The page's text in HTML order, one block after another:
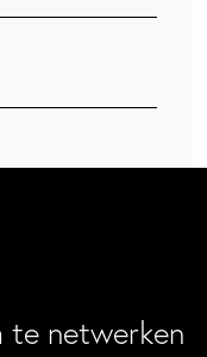
te netwerken